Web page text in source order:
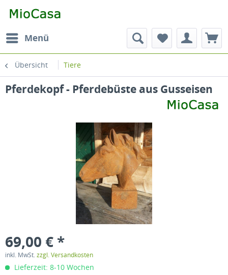
Menü
Übersicht Tiere
Pferdekopf - Pferdebüste aus Gusseisen
69,00 € *
inkl. MwSt.zzgl. Versandkosten
Lieferzeit: 8-10 Wochen